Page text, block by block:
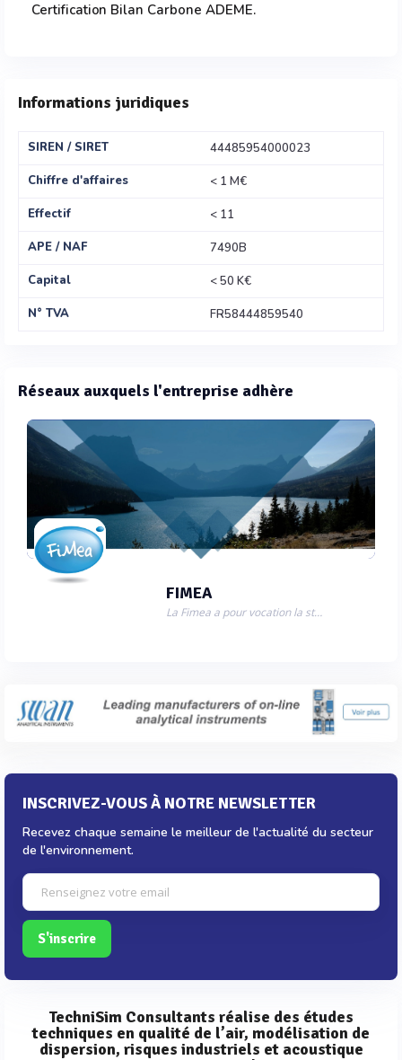
Certification Bilan Carbone ADEME.
Informations juridiques
SIREN / SIRET
44485954000023
Chiffre d'affaires
< 1 M€
Effectif
< 11
APE / NAF
7490B
Capital
< 50 K€
N° TVA
FR58444859540
Réseaux auxquels l'entreprise adhère
FIMEA
La Fimea a pour vocation la structuration, l'organisation et la défense de la filière Air en France et à l'int
INSCRIVEZ-VOUS À NOTRE NEWSLETTER
Recevez chaque semaine le meilleur de l'actualité du secteur
de l'environnement.
S'inscrire
TechniSim Consultants réalise des études
techniques en qualité de l’air, modélisation de
dispersion, risques industriels et acoustique